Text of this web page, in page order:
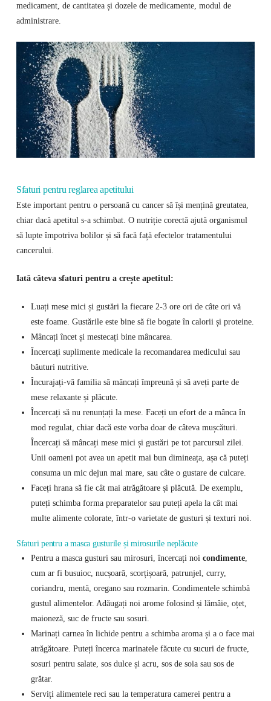
medicament, de cantitatea și dozele de medicamente, modul de
administrare.
Sfaturi pentru reglarea apetitului
Este important pentru o persoană cu cancer să își mențină greutatea,
chiar dacă apetitul s-a schimbat. O nutriție corectă ajută organismul
să lupte împotriva bolilor și să facă față efectelor tratamentului
cancerului.
Iată câteva sfaturi pentru a crește apetitul:
Luați mese mici și gustări la fiecare 2-3 ore ori de câte ori vă
este foame. Gustările este bine să fie bogate în calorii și proteine.
Mâncați încet și mestecați bine mâncarea.
Încercați suplimente medicale la recomandarea medicului sau
băuturi nutritive.
Încurajați-vă familia să mâncați împreună și să aveți parte de
mese relaxante și plăcute.
Încercați să nu renunțați la mese. Faceți un efort de a mânca în
mod regulat, chiar dacă este vorba doar de câteva mușcături.
Încercați să mâncați mese mici și gustări pe tot parcursul zilei.
Unii oameni pot avea un apetit mai bun dimineața, așa că puteți
consuma un mic dejun mai mare, sau câte o gustare de culcare.
Faceți hrana să fie cât mai atrăgătoare și plăcută. De exemplu,
puteți schimba forma preparatelor sau puteți apela la cât mai
multe alimente colorate, într-o varietate de gusturi și texturi noi.
Sfaturi pentru a masca gusturile și mirosurile neplăcute
Pentru a masca gusturi sau mirosuri, încercați noi condimente,
cum ar fi busuioc, nucșoară, scorțișoară, patrunjel, curry,
coriandru, mentă, oregano sau rozmarin. Condimentele schimbă
gustul alimentelor. Adăugați noi arome folosind și lămâie, oțet,
maioneză, suc de fructe sau sosuri.
Marinați carnea în lichide pentru a schimba aroma și a o face mai
atrăgătoare. Puteți încerca marinatele făcute cu sucuri de fructe,
sosuri pentru salate, sos dulce și acru, sos de soia sau sos de
grătar.
Serviți alimentele reci sau la temperatura camerei pentru a